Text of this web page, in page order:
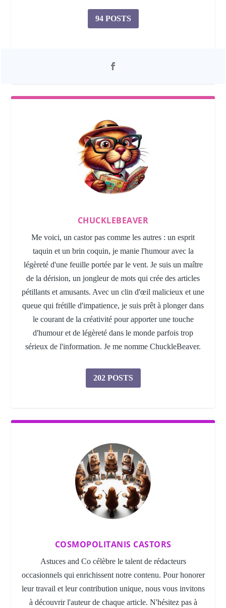
94 POSTS
CHUCKLEBEAVER
Me voici, un castor pas comme les autres : un esprit
taquin et un brin coquin, je manie l'humour avec la
légèreté d'une feuille portée par le vent. Je suis un maître
de la dérision, un jongleur de mots qui crée des articles
pétillants et amusants. Avec un clin d'œil malicieux et une
queue qui frétille d'impatience, je suis prêt à plonger dans
le courant de la créativité pour apporter une touche
d'humour et de légèreté dans le monde parfois trop
sérieux de l'information. Je me nomme ChuckleBeaver.
202 POSTS
COSMOPOLITANIS CASTORS
Astuces and Co célèbre le talent de rédacteurs
occasionnels qui enrichissent notre contenu. Pour honorer
leur travail et leur contribution unique, nous vous invitons
à découvrir l'auteur de chaque article. N'hésitez pas à